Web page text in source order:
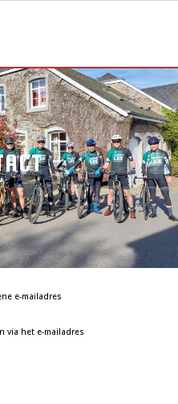
e-mailadres
via het e-mailadres